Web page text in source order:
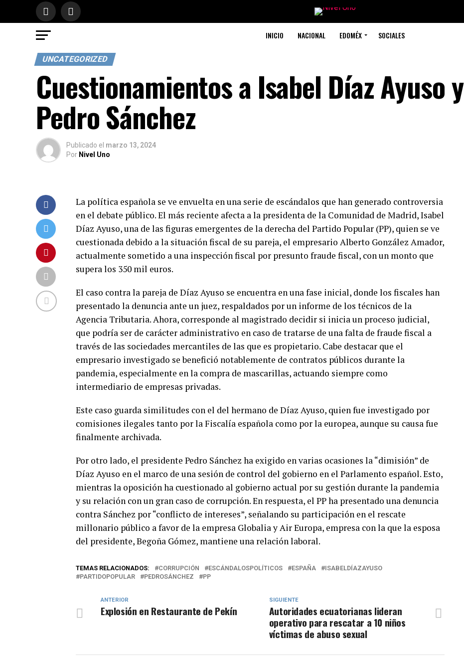
INICIO NACIONAL EDOMÉX SOCIALES
UNCATEGORIZED
Cuestionamientos a Isabel Díaz Ayuso y
Pedro Sánchez
Publicado el marzo 13, 2024
Por Nivel Uno
La política española se ve envuelta en una serie de escándalos que han generado controversia
en el debate público. El más reciente afecta a la presidenta de la Comunidad de Madrid, Isabel
Díaz Ayuso, una de las figuras emergentes de la derecha del Partido Popular (PP), quien se ve
cuestionada debido a la situación fiscal de su pareja, el empresario Alberto González Amador,
actualmente sometido a una inspección fiscal por presunto fraude fiscal, con un monto que
supera los 350 mil euros.
El caso contra la pareja de Díaz Ayuso se encuentra en una fase inicial, donde los fiscales han
presentado la denuncia ante un juez, respaldados por un informe de los técnicos de la
Agencia Tributaria. Ahora, corresponde al magistrado decidir si inicia un proceso judicial,
que podría ser de carácter administrativo en caso de tratarse de una falta de fraude fiscal a
través de las sociedades mercantiles de las que es propietario. Cabe destacar que el
empresario investigado se benefició notablemente de contratos públicos durante la
pandemia, especialmente en la compra de mascarillas, actuando siempre como
intermediario de empresas privadas.
Este caso guarda similitudes con el del hermano de Díaz Ayuso, quien fue investigado por
comisiones ilegales tanto por la Fiscalía española como por la europea, aunque su causa fue
finalmente archivada.
Por otro lado, el presidente Pedro Sánchez ha exigido en varias ocasiones la “dimisión” de
Díaz Ayuso en el marco de una sesión de control del gobierno en el Parlamento español. Esto,
mientras la oposición ha cuestionado al gobierno actual por su gestión durante la pandemia
y su relación con un gran caso de corrupción. En respuesta, el PP ha presentado una denuncia
contra Sánchez por “conflicto de intereses”, señalando su participación en el rescate
millonario público a favor de la empresa Globalia y Air Europa, empresa con la que la esposa
del presidente, Begoña Gómez, mantiene una relación laboral.
TEMAS RELACIONADOS: CORRUPCIÓN ESCÁNDALOSPOLÍTICOS ESPAÑA
ISABELDÍAZAYUSO
PARTIDOPOPULAR
PEDROSÁNCHEZ PP
SIGUIENTE
Autoridades ecuatorianas lideran
operativo para rescatar a 10 niños
víctimas de abuso sexual
ANTERIOR
Explosión en Restaurante de Pekín